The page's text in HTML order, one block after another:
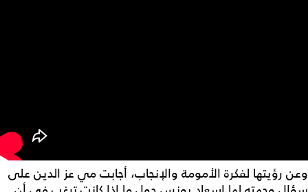
وعن رؤيتها لفكرة الأمومة والإنجاب، أجابت مي عز الدين على